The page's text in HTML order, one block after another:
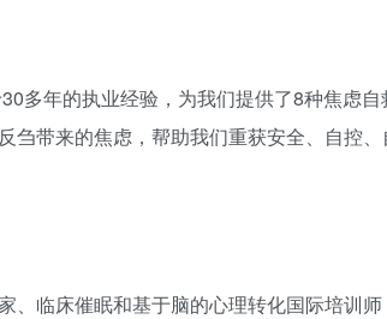
多年的执业经验，为我们提供了8种焦虑
刍带来的焦虑，帮助我们重获安全、自控、
、临床催眠和基于脑的心理转化国际培训师